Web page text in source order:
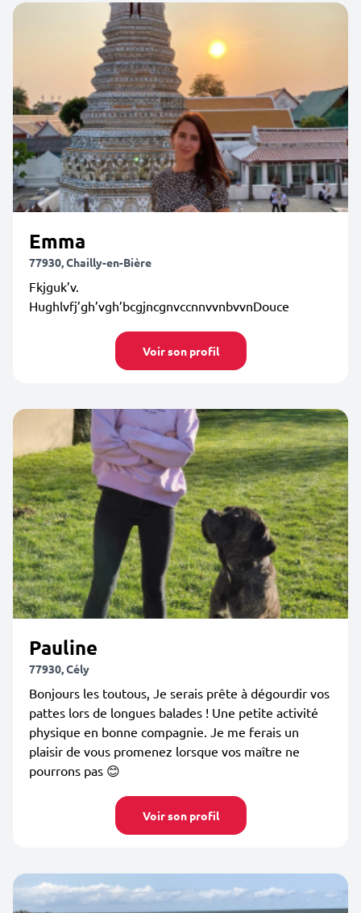
Emma
77930, Chailly-en-Bière
Fkjguk’v.
Hughlvfj’gh’vgh’bcgjncgnvccnnvvnbvvnDouce
Voir son profil
Pauline
77930, Cély
Bonjours les toutous, Je serais prête à dégourdir vos
pattes lors de longues balades ! Une petite activité
physique en bonne compagnie. Je me ferais un
plaisir de vous promenez lorsque vos maître ne
pourrons pas 😊
Voir son profil